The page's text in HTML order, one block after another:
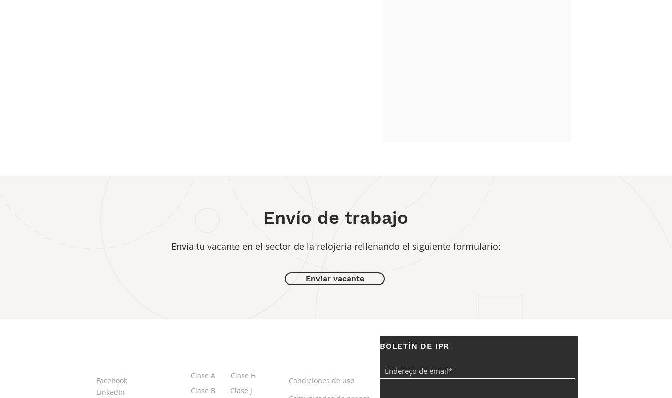
Envío de trabajo
Envía tu vacante en el sector de la relojería rellenando el siguiente formulario:
Enviar vacante
Facebook
LinkedIn
Clase A
Clase H
Clase B
Clase J
Condiciones de uso
BOLETÍN DE IPR